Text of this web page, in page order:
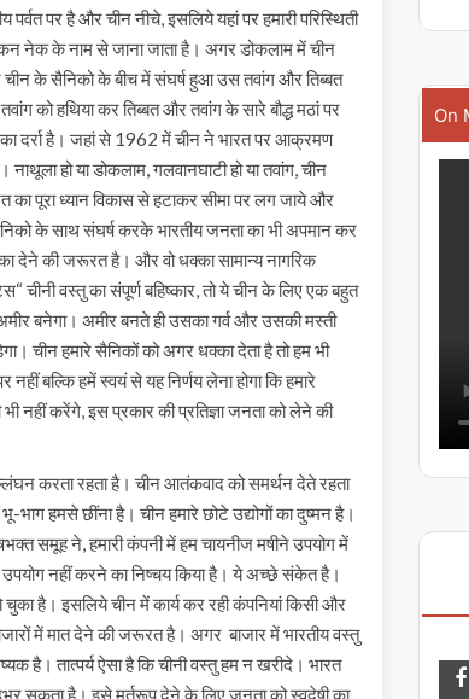
पर है और चीन नीचे, इसलिये यहां पर हमारी परिस्थिती
नेक के नाम से जाना जाता है। अगर डोकलाम में चीन
चीन के सैनिको के बीच में संघर्ष हुआ उस तवांग और तिब्बत
को हथिया कर तिब्बत और तवांग के सारे बौद्ध मठां पर
का दर्रा है। जहां से 1962 में चीन ने भारत पर आक्रमण
हो या डोकलाम, गलवानघाटी हो या तवांग, चीन
का पूरा ध्यान विकास से हटाकर सीमा पर लग जाये और
के साथ संघर्ष करके भारतीय जनता का भी अपमान कर
देने की जरूरत है। और वो धक्का सामान्य नागरिक
चीनी वस्तु का संपूर्ण बहिष्कार, तो ये चीन के लिए एक बहुत
बनेगा। अमीर बनते ही उसका गर्व और उसकी मस्ती
चीन हमारे सैनिकों को अगर धक्का देता है तो हम भी
बल्कि हमें स्वयं से यह निर्णय लेना होगा कि हमारे
नहीं करेंगे, इस प्रकार की प्रतिज्ञा जनता को लेने की
करता रहता है। चीन आतंकवाद को समर्थन देते रहता
भाग हमसे छींना है। चीन हमारे छोटे उद्योगों का दुष्मन है।
समूह ने, हमारी कंपनी में हम चायनीज मषीने उपयोग में
उपयोग नहीं करने का निष्चय किया है। ये अच्छे संकेत है।
है। इसलिये चीन में कार्य कर रही कंपनियां किसी और
में मात देने की जरूरत है। अगर बाजार में भारतीय वस्तु
है। तात्पर्य ऐसा है कि चीनी वस्तु हम न खरीदे। भारत
सकता है। इसे मूर्तरूप देने के लिए जनता को स्वदेषी का
On